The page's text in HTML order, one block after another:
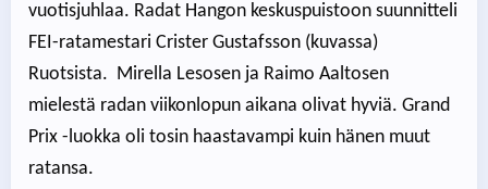
vuotisjuhlaa. Radat Hangon keskuspuistoon suunnitteli
FEI-ratamestari Crister Gustafsson (kuvassa)
Ruotsista. Mirella Lesosen ja Raimo Aaltosen
mielestä radan viikonlopun aikana olivat hyviä. Grand
Prix -luokka oli tosin haastavampi kuin hänen muut
ratansa.